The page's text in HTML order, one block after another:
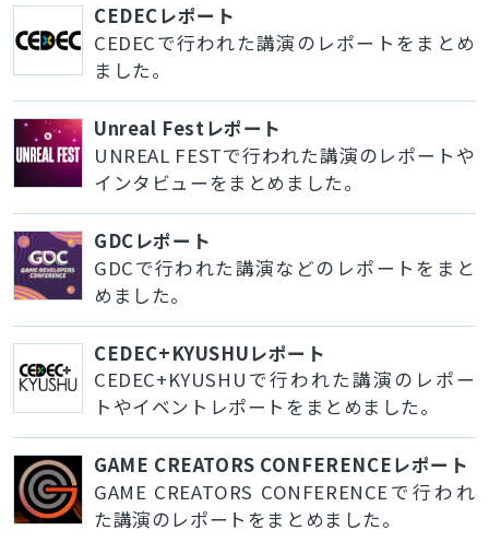
CEDECレポート
CEDECで行われた講演のレポートをまとめ
ました。
Unreal Festレポート
UNREAL FESTで行われた講演のレポートや
インタビューをまとめました。
GDCレポート
GDCで行われた講演などのレポートをまと
めました。
CEDEC+KYUSHUレポート
CEDEC+KYUSHUで行われた講演のレポー
トやイベントレポートをまとめました。
GAME CREATORS CONFERENCEレポート
GAME CREATORS CONFERENCEで行われ
た講演のレポートをまとめました。